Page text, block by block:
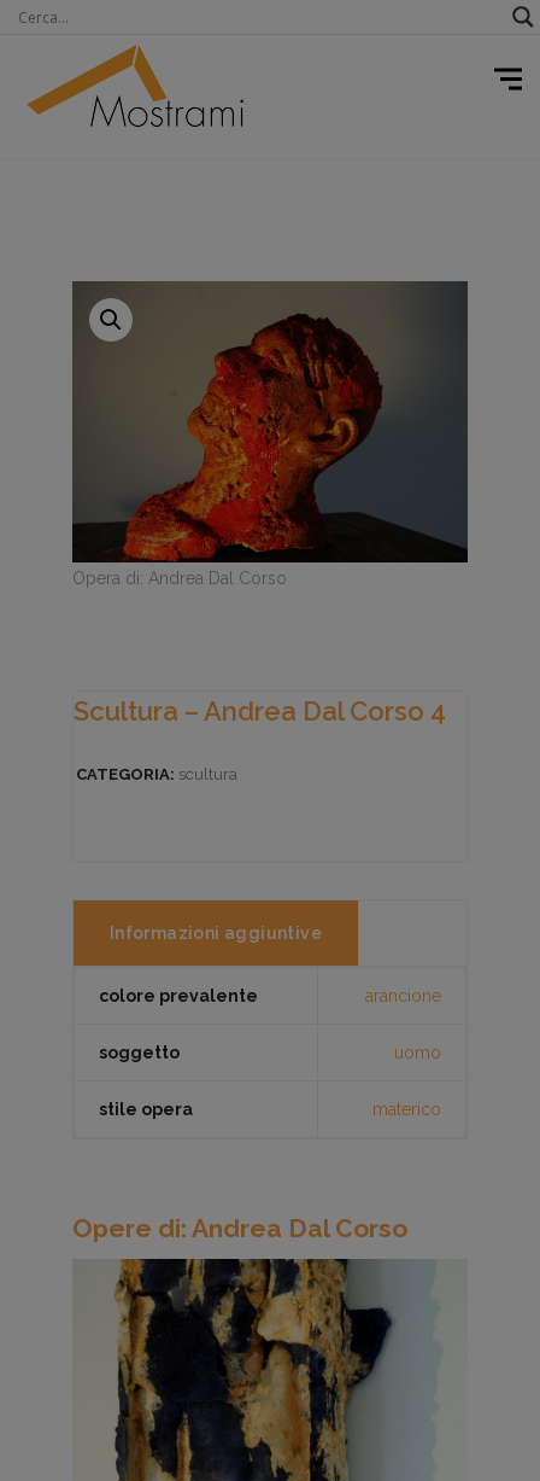
Opera di: Andrea Dal Corso
Scultura – Andrea Dal Corso 4
CATEGORIA: scultura
Informazioni aggiuntive
colore prevalente arancione
soggetto uomo
stile opera materico
Opere di: Andrea Dal Corso